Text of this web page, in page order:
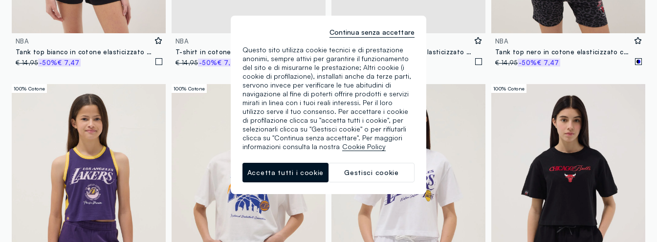
NBA
Tank top bianco in cotone elasticizzato con stampa Miami Heat fitted per ragazza
€ 14,95-50%€ 7,47
NBA
T-shirt in cotone elasticizzato viola da bambina boxy fit Lakers
€ 14,95-50%€ 7,47
Tank top bianco in cotone elasticizzato fitted
€ 14,95-50%€ 7,47
NBA
Tank top nero in cotone elasticizzato con stampa animalier
€ 14,95-50%€ 7,47
100% Cotone 100% Cotone 100% Cotone 100% Cotone
Questo sito utilizza cookie tecnici e di prestazione
anonimi, sempre attivi per garantire il funzionamento
del sito e di misurarne le prestazione; Altri cookie (i
cookie di profilazione), installati anche da terze parti,
servono invece per verificare le tue abitudini di
navigazione al fine di poterti offrire prodotti e servizi
mirati in linea con i tuoi reali interessi. Per il loro
utilizzo serve il tuo consenso. Per accettare i cookie
di profilazione clicca su "accetta tutti i cookie", per
selezionarli clicca su "Gestisci cookie" o per rifiutarli
clicca su "Continua senza accettare". Per maggiori
informazioni consulta la nostra Cookie Policy
Gestisci cookie
Accetta tutti i cookie
Continua senza accettare